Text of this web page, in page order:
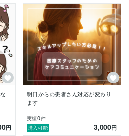
たいと思いますが、ご了承くだ
別途対応いたします。)
円
明日からの患者さん対応が変わり
ます
実績0件
購入可能
3,000円